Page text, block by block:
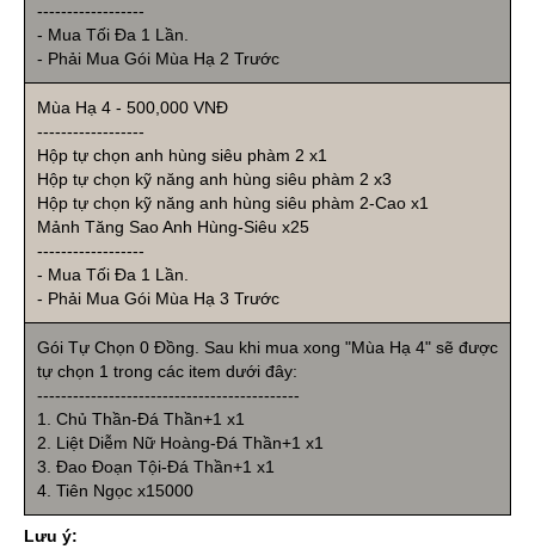
------------------
- Mua Tối Đa 1 Lần.
- Phải Mua Gói Mùa Hạ 2 Trước
Mùa Hạ 4 - 500,000 VNĐ
------------------
Hộp tự chọn anh hùng siêu phàm 2 x1
Hộp tự chọn kỹ năng anh hùng siêu phàm 2 x3
Hộp tự chọn kỹ năng anh hùng siêu phàm 2-Cao x1
Mảnh Tăng Sao Anh Hùng-Siêu x25
------------------
- Mua Tối Đa 1 Lần.
- Phải Mua Gói Mùa Hạ 3 Trước
Gói Tự Chọn 0 Đồng. Sau khi mua xong "Mùa Hạ 4" sẽ được
tự chọn 1 trong các item dưới đây:
--------------------------------------------
1. Chủ Thần-Đá Thần+1 x1
2. Liệt Diễm Nữ Hoàng-Đá Thần+1 x1
3. Đao Đoạn Tội-Đá Thần+1 x1
4. Tiên Ngọc x15000
Lưu ý: